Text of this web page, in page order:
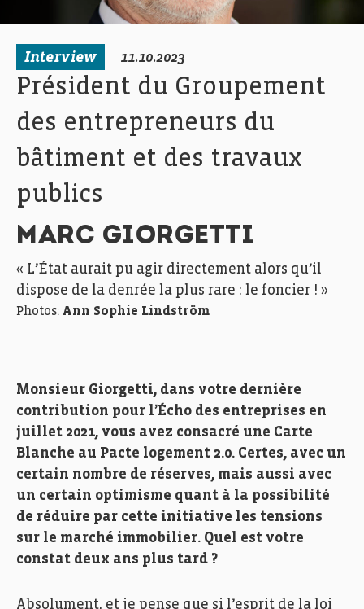
Interview 11.10.2023
Président du Groupement
des entrepreneurs du
bâtiment et des travaux
publics
MARC GIORGETTI
« L’État aurait pu agir directement alors qu’il
dispose de la denrée la plus rare : le foncier ! »
Photos: Ann Sophie Lindström
Monsieur Giorgetti, dans votre dernière
contribution pour l’Écho des entreprises en
juillet 2021, vous avez consacré une Carte
Blanche au Pacte logement 2.0. Certes, avec un
certain nombre de réserves, mais aussi avec
un certain optimisme quant à la possibilité
de réduire par cette initiative les tensions
sur le marché immobilier. Quel est votre
constat deux ans plus tard ?
Absolument, et je pense que si l’esprit de la loi